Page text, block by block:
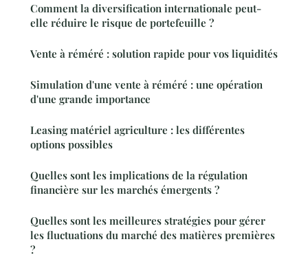
Comment la diversification internationale peut-
elle réduire le risque de portefeuille ?
Vente à réméré : solution rapide pour vos liquidités
Simulation d'une vente à réméré : une opération
d'une grande importance
Leasing matériel agriculture : les différentes
options possibles
Quelles sont les implications de la régulation
financière sur les marchés émergents ?
Quelles sont les meilleures stratégies pour gérer
les fluctuations du marché des matières premières
?